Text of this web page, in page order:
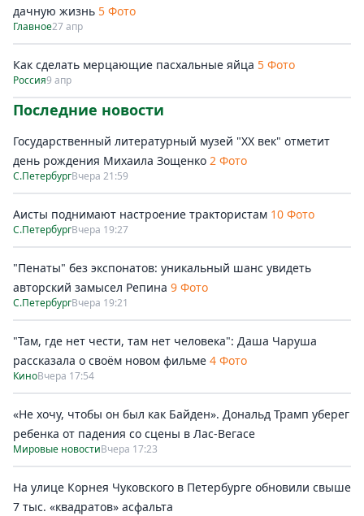
дачную жизнь 5 Фото
Главное27 апр
Как сделать мерцающие пасхальные яйца 5 Фото
Россия9 апр
Последние новости
Государственный литературный музей "ХХ век" отметит
день рождения Михаила Зощенко 2 Фото
С.ПетербургВчера 21:59
Аисты поднимают настроение трактористам 10 Фото
С.ПетербургВчера 19:27
"Пенаты" без экспонатов: уникальный шанс увидеть
авторский замысел Репина 9 Фото
С.ПетербургВчера 19:21
"Там, где нет чести, там нет человека": Даша Чаруша
рассказала о своём новом фильме 4 Фото
КиноВчера 17:54
«Не хочу, чтобы он был как Байден». Дональд Трамп уберег
ребенка от падения со сцены в Лас-Вегасе
Мировые новостиВчера 17:23
На улице Корнея Чуковского в Петербурге обновили свыше
7 тыс. «квадратов» асфальта